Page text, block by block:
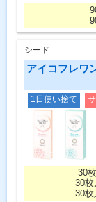
シード
アイコフレワ
1日使い捨て
30
30枚
30枚